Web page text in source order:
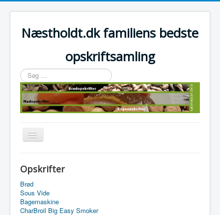
Næstholdt.dk familiens bedste
opskriftsamling
Søg
…
Skift
navigation
Tefal Actifry Essential
Opskrifter
Brød
Sous Vide
Bagemaskine
CharBroil Big Easy Smoker